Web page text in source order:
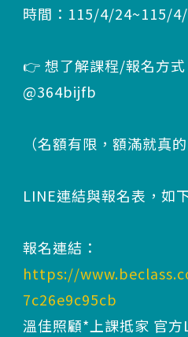
時間：115/4/24~115/
👉 想了解課程/報名方
@364bijfb
（名額有限，額滿就真
LINE連結與報名表，如
報名連結：
https://
7c26e9c95cb
溫佳照顧*上課抵家 官方